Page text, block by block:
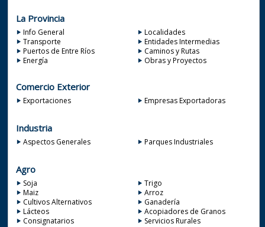
La Provincia
Info General
Localidades
Transporte
Entidades Intermedias
Puertos de Entre Ríos
Caminos y Rutas
Energía
Obras y Proyectos
Comercio Exterior
Exportaciones Empresas Exportadoras
Industria
Aspectos Generales Parques Industriales
Agro
Soja
Trigo
Maiz
Arroz
Cultivos Alternativos
Ganadería
Lácteos
Acopiadores de Granos
Consignatarios
Servicios Rurales